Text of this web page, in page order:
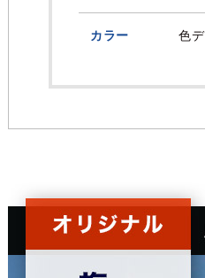
カラー 色